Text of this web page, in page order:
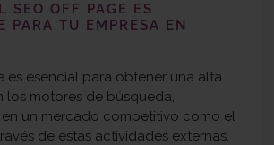
SEO OFF PAGE ES
PARA TU EMPRESA EN
es esencial para obtener una alta
los motores de búsqueda,
un mercado competitivo como el
de estas actividades externas,